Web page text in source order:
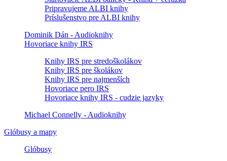
Pripravujeme ALBI knihy
Príslušenstvo pre ALBI knihy
Dominik Dán - Audioknihy
Hovoriace knihy IRS
Knihy IRS pre stredoškolákov
Knihy IRS pre školákov
Knihy IRS pre najmenších
Hovoriace pero IRS
Hovoriace knihy IRS - cudzie jazyky
Michael Connelly - Audioknihy
Glóbusy a mapy
Glóbusy